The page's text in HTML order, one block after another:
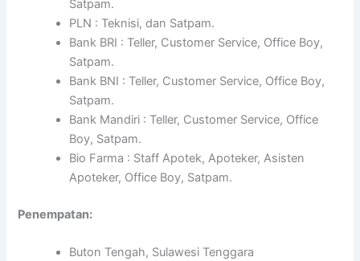
Satpam.
PLN : Teknisi, dan Satpam.
Bank BRI : Teller, Customer Service, Office Boy,
Satpam.
Bank BNI : Teller, Customer Service, Office Boy,
Satpam.
Bank Mandiri : Teller, Customer Service, Office
Boy, Satpam.
Bio Farma : Staff Apotek, Apoteker, Asisten
Apoteker, Office Boy, Satpam.
Penempatan:
Buton Tengah, Sulawesi Tenggara